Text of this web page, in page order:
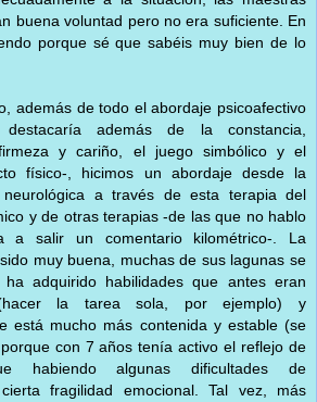
buena voluntad pero no era suficiente. En
porque sé que sabéis muy bien de lo
además de todo el abordaje psicoafectivo
además de la constancia,
firmeza y cariño, el juego simbólico y el
físico-, hicimos un abordaje desde la
neurológica a través de esta terapia del
y de otras terapias -de las que no hablo
a salir un comentario kilométrico-. La
muy buena, muchas de sus lagunas se
ha adquirido habilidades que antes eran
(hacer la tarea sola, por ejemplo) y
está mucho más contenida y estable (se
con 7 años tenía activo el reflejo de
habiendo algunas dificultades de
fragilidad emocional. Tal vez, más